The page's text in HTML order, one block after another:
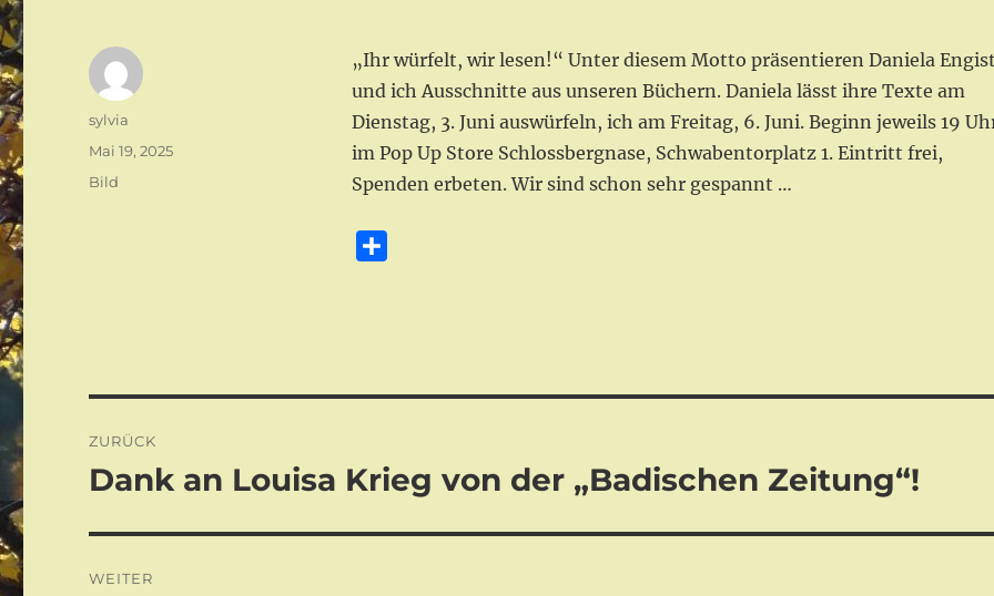
„Ihr würfelt, wir lesen!“ Unter diesem Motto präsentieren Daniela
und ich Ausschnitte aus unseren Büchern. Daniela lässt ihre Texte am
Dienstag, 3. Juni auswürfeln, ich am Freitag, 6. Juni. Beginn jeweils 19
im Pop Up Store Schlossbergnase, Schwabentorplatz 1. Eintritt frei,
Spenden erbeten. Wir sind schon sehr gespannt …
n
Autor
sylvia
Veröffentlicht
am
Mai 19, 2025
Format
Bild
ZURÜCK
Vorheriger
Dank an Louisa Krieg von der „Badischen Zeitung“!
WEITER